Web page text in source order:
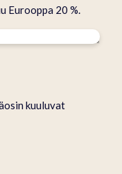
Eurooppa 20 %.
kuuluvat